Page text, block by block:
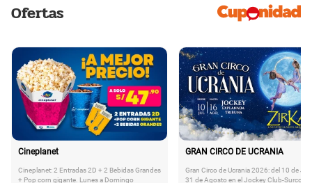
Ofertas
Cineplanet
Cineplanet: 2 Entradas 2D + 2 Bebidas Grandes
+ Pop corn gigante. Lunes a Domingo
GRAN CIRCO DE UCRANIA
Gran Circo de Ucrania 2026: del 10 de
31 de Agosto en el Jockey Club-Surco